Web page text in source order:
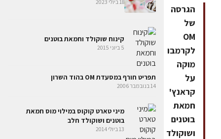
הגרסה
של
OM
לקרמבו
מוקה
על
קראנץ'
חמאת
בוטנים
ושוקולד
18 ביולי 2023
קינוח שוקולד וחמאת בוטנים
5 ביוני 2015
תפריט חורף במסעדת OM בהוד השרון
14 בנובמבר 2006
מיני טארט קוקוס במילוי מוס חמאת
בוטנים ושוקולד חלב
13 ביולי 2014